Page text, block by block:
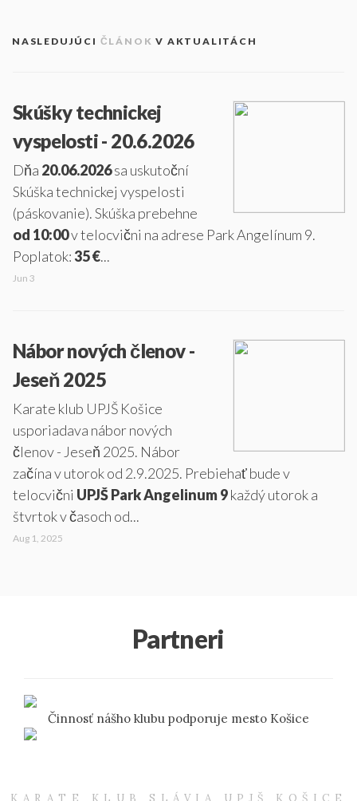
NASLEDUJÚCI ČLÁNOK V AKTUALITÁCH
Skúšky technickej
vyspelosti - 20.6.2026
Dňa 20.06.2026sa uskutoční
Skúška technickej vyspelosti
(páskovanie). Skúška prebehne
od 10:00v telocvični na adrese Park Angelínum 9.
Poplatok: 35 €...
Jun 3
Nábor nových členov -
Jeseň 2025
Karate klub UPJŠ Košice
usporiadava nábor nových
členov - Jeseň 2025. Nábor
začína v utorok od 2.9.2025. Prebiehať bude v
telocvični UPJŠ Park Angelinum 9každý utorok a
štvrtok v časoch od...
Aug 1, 2025
Partneri
Činnosť nášho klubu podporuje mesto Košice
KARATE KLUB SLÁVIA UPJŠ KOŠICE